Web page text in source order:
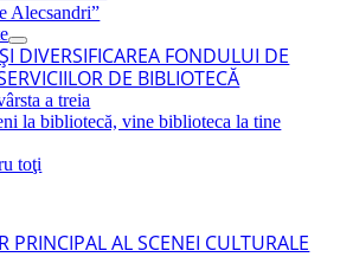
Alecsandri”
DIVERSIFICAREA FONDULUI DE
DE BIBLIOTECĂ
a treia
la bibliotecă, vine biblioteca la tine
toţi
PRINCIPAL AL SCENEI CULTURALE